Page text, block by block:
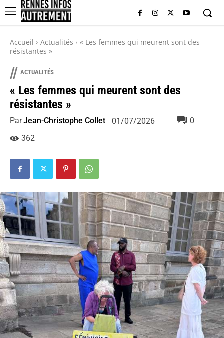
Accueil Actualités
« Les femmes qui meurent sont des
résistantes »
// ACTUALITÉS
« Les femmes qui meurent sont des
résistantes »
ParJean-Christophe Collet 01/07/2026
0
362